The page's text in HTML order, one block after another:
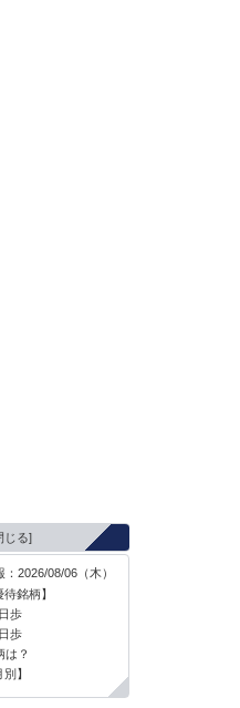
2026/08/06（木）
銘柄】
歩
歩
は？
】